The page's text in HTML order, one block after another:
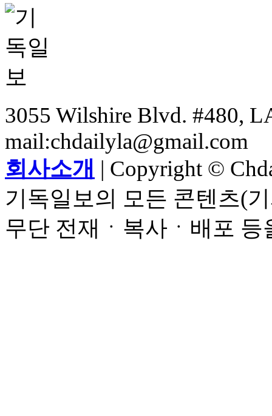
3055 Wilshire Blvd. #480,
mail:chdailyla@gmail.com
회사소개 | Copyright ©
기독일보의 모든 콘텐츠(
무단 전재ㆍ복사ㆍ배포 등